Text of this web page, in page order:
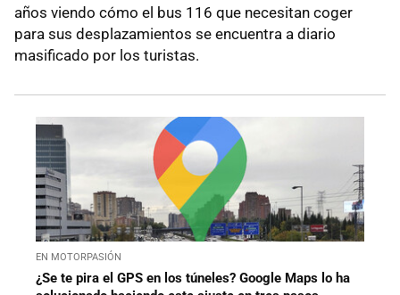
años viendo cómo el bus 116 que necesitan coger
para sus desplazamientos se encuentra a diario
masificado por los turistas.
EN MOTORPASIÓN
¿Se te pira el GPS en los túneles? Google Maps lo ha